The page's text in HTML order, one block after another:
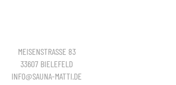
MEISENSTRASSE 83
33607 BIELEFELD
INFO@SAUNA-MATTI.DE